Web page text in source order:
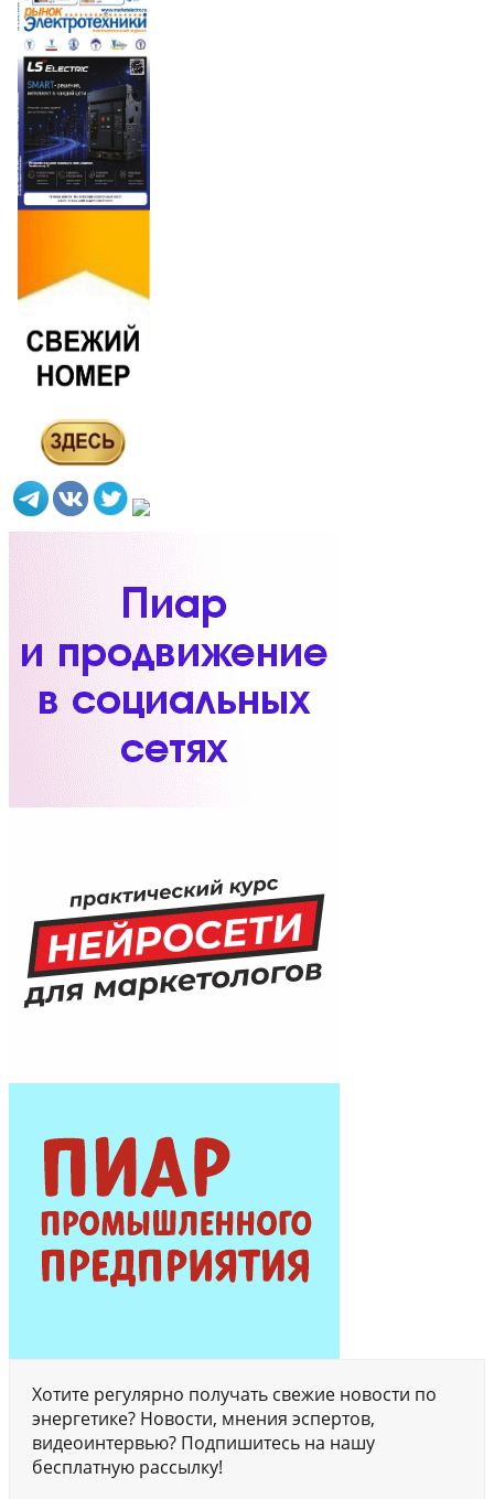
Хотите регулярно получать свежие новости по
энергетике? Новости, мнения эспертов,
видеоинтервью? Подпишитесь на нашу
бесплатную рассылку!